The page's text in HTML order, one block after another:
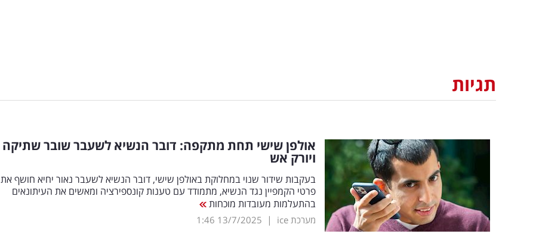
תגיות
אולפן שישי תחת מתקפה: דובר הנשיא לשעבר שובר שתיקה
ויורק אש
בעקבות שידור שנוי במחלוקת באולפן שישי, דובר הנשיא לשעבר נאור יחיא חושף את
פרטי הקמפיין נגד הנשיא, מתמודד עם טענות קונספירציה ומאשים את העיתונאים
בהתעלמות מעובדות מוכחות
מערכת ice |
13/7/2025
1:46